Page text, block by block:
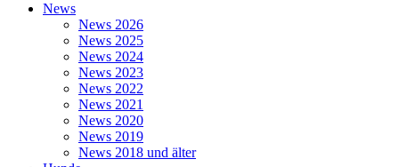
News
News 2026
News 2025
News 2024
News 2023
News 2022
News 2021
News 2020
News 2019
News 2018 und älter